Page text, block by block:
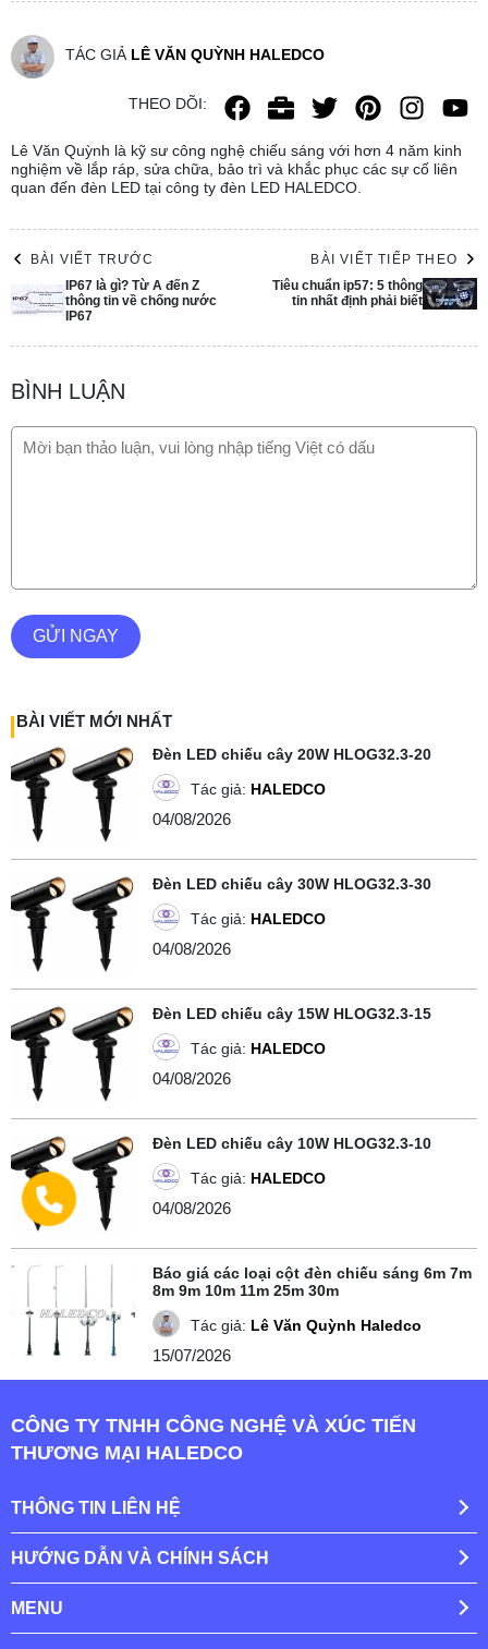
TÁC GIẢ LÊ VĂN QUỲNH HALEDCO
THEO DÕI:
Lê Văn Quỳnh là kỹ sư công nghệ chiếu sáng với hơn 4 năm kinh
nghiệm về lắp ráp, sửa chữa, bảo trì và khắc phục các sự cố liên
quan đến đèn LED tại công ty đèn LED HALEDCO.
BÀI VIẾT TRƯỚC
IP67 là gì? Từ A đến Z
thông tin về chống nước
IP67
BÀI VIẾT TIẾP THEO
Tiêu chuẩn ip57: 5 thông
tin nhất định phải biết
BÌNH LUẬN
GỬI NGAY
BÀI VIẾT MỚI NHẤT
Đèn LED chiếu cây 20W HLOG32.3-20
Tác giả: HALEDCO
04/08/2026
Đèn LED chiếu cây 30W HLOG32.3-30
Tác giả: HALEDCO
04/08/2026
Đèn LED chiếu cây 15W HLOG32.3-15
Tác giả: HALEDCO
04/08/2026
Đèn LED chiếu cây 10W HLOG32.3-10
Tác giả: HALEDCO
04/08/2026
Báo giá các loại cột đèn chiếu sáng 6m 7m
8m 9m 10m 11m 25m 30m
Tác giả: Lê Văn Quỳnh Haledco
15/07/2026
CÔNG TY TNHH CÔNG NGHỆ VÀ XÚC TIẾN
THƯƠNG MẠI HALEDCO
THÔNG TIN LIÊN HỆ
HƯỚNG DẪN VÀ CHÍNH SÁCH
MENU